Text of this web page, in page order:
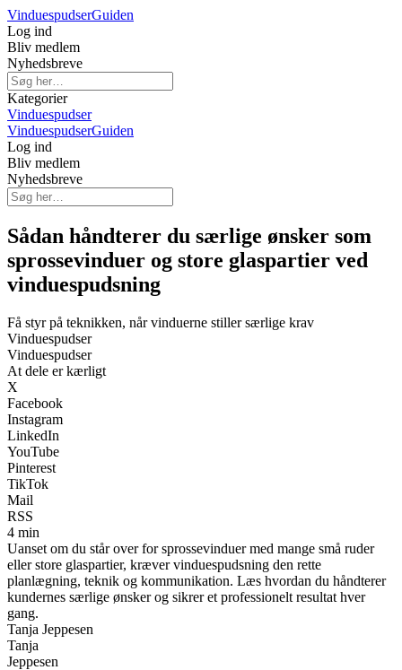
VinduespudserGuiden
Log ind
Bliv medlem
Nyhedsbreve
Kategorier
Vinduespudser
VinduespudserGuiden
Log ind
Bliv medlem
Nyhedsbreve
Sådan håndterer du særlige ønsker som
sprossevinduer og store glaspartier ved
vinduespudsning
Få styr på teknikken, når vinduerne stiller særlige krav
Vinduespudser
Vinduespudser
At dele er kærligt
X
Facebook
Instagram
LinkedIn
YouTube
Pinterest
TikTok
Mail
RSS
4 min
Uanset om du står over for sprossevinduer med mange små ruder
eller store glaspartier, kræver vinduespudsning den rette
planlægning, teknik og kommunikation. Læs hvordan du håndterer
kundernes særlige ønsker og sikrer et professionelt resultat hver
gang.
Tanja Jeppesen
Tanja
Jeppesen